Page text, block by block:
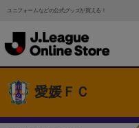
ユニフォームなどの公式グッズが買える！
愛媛ＦＣ